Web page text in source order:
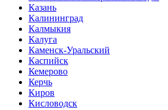
Казань
Калининград
Калмыкия
Калуга
Каменск-Уральский
Каспийск
Кемерово
Керчь
Киров
Кисловодск